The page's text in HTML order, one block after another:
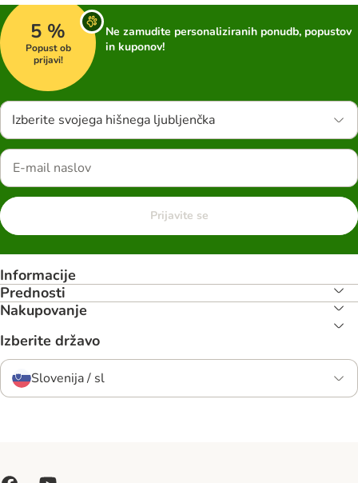
5 %
Popust ob
prijavi!
Ne zamudite personaliziranih ponudb, popustov
in kuponov!
Izberite svojega hišnega ljubljenčka
Prijavite se
Informacije
Prednosti
Nakupovanje
Izberite državo
Slovenija / sl